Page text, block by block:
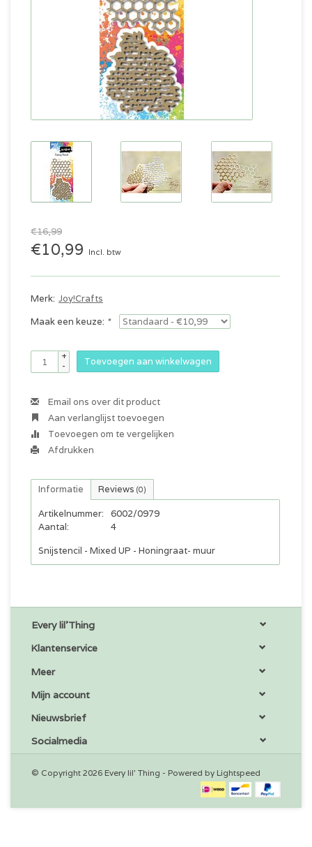
€16,99
€10,99 Incl. btw
Merk: Joy!Crafts
Maak een keuze: *
+
-
Toevoegen aan winkelwagen
Email ons over dit product
Aan verlanglijst toevoegen
Toevoegen om te vergelijken
Afdrukken
Informatie Reviews (0)
Artikelnummer:
6002/0979
Aantal:
4
Snijstencil - Mixed UP - Honingraat- muur
Every lil'Thing
Klantenservice
Meer
Mijn account
Nieuwsbrief
Socialmedia
© Copyright 2026 Every lil' Thing - Powered by Lightspeed